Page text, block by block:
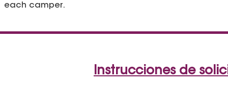
each camper.
​Instrucciones de